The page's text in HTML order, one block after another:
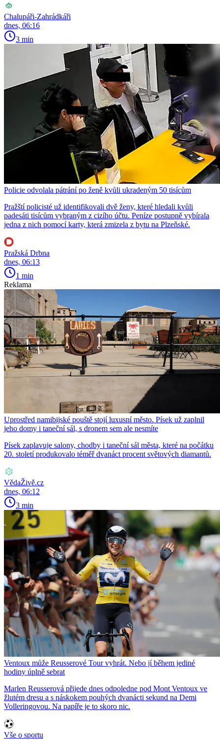
Chalupáři-Zahrádkáři
dnes, 06:16
3 min
Policie odvolala pátrání po ženě kvůli ukradeným 50 tisícům
Pražští policisté už identifikovali dvě ženy, které hledali kvůli
padesáti tisícům vybraným z cizího účtu. Peníze postupně vybírala
jedna z nich pomocí karty, která zmizela z bytu na Plzeňské.
Pražská Drbna
dnes, 06:13
1 min
Reklama
Uprostřed namibijské pouště stojí luxusní město. Písek už zaplnil
jeho domy i taneční sál, s dronem sem ale nesmíte
Písek zaplavuje salony, chodby i taneční sál města, které na počátku
20. století produkovalo téměř dvanáct procent světových diamantů.
VědaŽivě.cz
dnes, 06:12
3 min
Ventoux může Reusserové Tour vyhrát. Nebo jí během jediné
hodiny úplně sebrat
Marlen Reusserová přijede dnes odpoledne pod Mont Ventoux ve
žlutém dresu a s náskokem pouhých dvanácti sekund na Demi
Volleringovou. Na papíře je to skoro nic.
Vše o sportu